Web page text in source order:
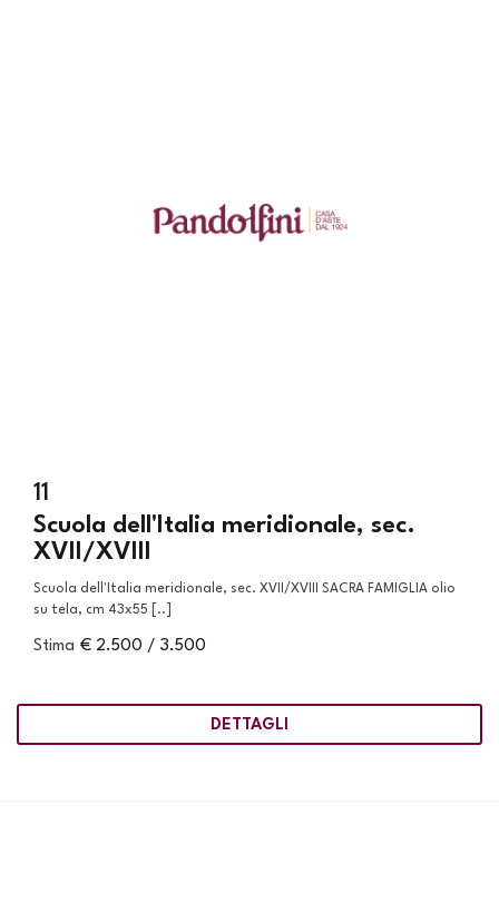
11
Scuola dell'Italia meridionale, sec.
XVII/XVIII
Scuola dell'Italia meridionale, sec. XVII/XVIII SACRA FAMIGLIA olio
su tela, cm 43x55 [..]
Stima € 2.500 / 3.500
DETTAGLI